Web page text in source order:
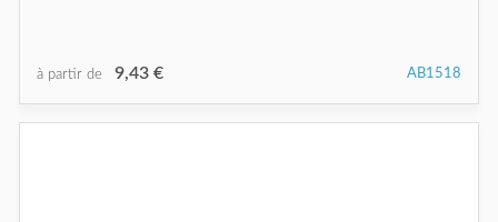
à partir de 9,43 € AB1518